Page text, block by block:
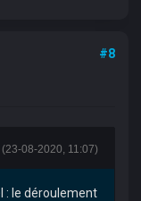
#8
(23-08-2020, 11:07)
: le déroulement